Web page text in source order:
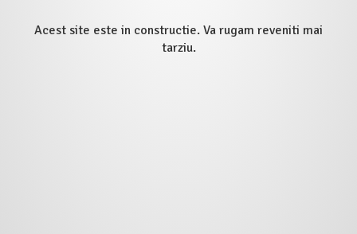
Acest site este in constructie. Va rugam reveniti mai
tarziu.